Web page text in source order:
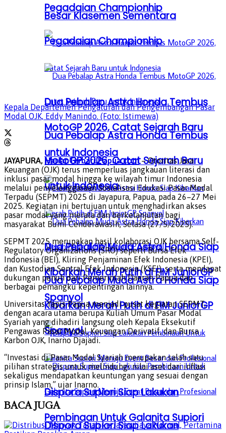
Pegadaian Championhip
Dua Pebalap Astra Honda Tembus
MotoGP 2026, Catat Sejarah Baru
untuk Indonesia
Dua Pebalap Muda Astra Honda Siap
Kibarkan Merah Putih di FIM JuniorGP
Spanyol
Dispora Supiori Siap Lakukan
Pembinaan Untuk Galanita Supiori
Besar Klasemen Sementara
Pegadaian Championhip
Dua Pebalap Astra Honda Tembus
MotoGP 2026, Catat Sejarah Baru
untuk Indonesia
Dua Pebalap Muda Astra Honda Siap
Kibarkan Merah Putih di FIM JuniorGP
Spanyol
Dispora Supiori Siap Lakukan
Kepala Departemen Pengaturan dan Pengembangan Pasar
Modal OJK, Eddy Manindo. (Foto: Istimewa)
JAYAPURA, HarianTerbaruPapua.com– Otoritas Jasa
Keuangan (OJK) terus memperluas jangkauan literasi dan
inklusi pasar modal hingga ke wilayah timur Indonesia
melalui penyelenggaraan Sosialisasi Edukasi Pasar Modal
Terpadu (SEPMT) 2025 di Jayapura, Papua, pada 26–27 Mei
2025. Kegiatan ini bertujuan untuk menghadirkan akses
pasar modal yang merata dan berkelanjutan bagi
masyarakat Bumi Cenderawasih, Selasa (27/5/2025).
SEPMT 2025 merupakan hasil kolaborasi OJK bersama Self-
Regulatory Organizations (SRO) seperti Bursa Efek
Indonesia (BEI), Kliring Penjaminan Efek Indonesia (KPEI),
dan Kustodian Sentral Efek Indonesia (KSEI), serta mendapat
dukungan penuh dari Pemerintah Daerah Papua dan
berbagai pemangku kepentingan lainnya.
Universitas Yapis Papua menjadi pusat kegiatan SEPMT,
dengan acara utama berupa Kuliah Umum Pasar Modal
Syariah yang dihadiri langsung oleh Kepala Eksekutif
Pengawas Pasar Modal, Keuangan Derivatif, dan Bursa
Karbon OJK, Inarno Djajadi.
“Investasi di Pasar Modal Syariah merupakan salah satu
pilihan strategis untuk melindungi nilai aset dari inflasi
sekaligus mendapatkan keuntungan yang sesuai dengan
prinsip Islam,” ujar Inarno.
BACAJUGA